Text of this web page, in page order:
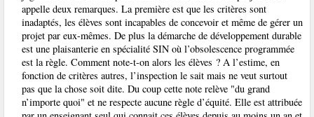
appelle deux remarques. La première est que les critères sont
inadaptés, les élèves sont incapables de concevoir et même de gérer un
projet par eux-mêmes. De plus la démarche de développement durable
est une plaisanterie en spécialité SIN où l’obsolescence programmée
est la règle. Comment note-t-on alors les élèves ? A l’estime, en
fonction de critères autres, l’inspection le sait mais ne veut surtout
pas que la chose soit dite. Du coup cette note relève "du grand
n’importe quoi" et ne respecte aucune règle d’équité. Elle est attribuée